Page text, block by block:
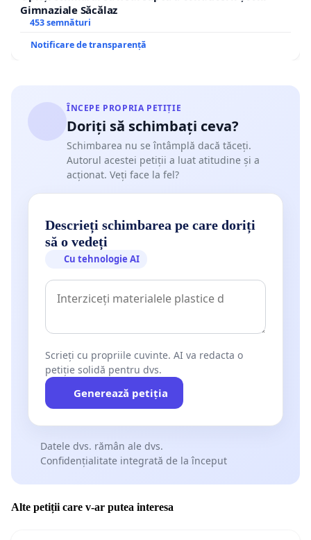
Gimnaziale Săcălaz
453 semnături
Notificare de transparență
ÎNCEPE PROPRIA PETIȚIE
Doriți să schimbați ceva?
Schimbarea nu se întâmplă dacă tăceți.
Autorul acestei petiții a luat atitudine și a
acționat. Veți face la fel?
Descrieți schimbarea pe care doriți
să o vedeți
Cu tehnologie AI
Scrieți cu propriile cuvinte. AI va redacta o
petiție solidă pentru dvs.
Generează petiția
Datele dvs. rămân ale dvs.
Confidențialitate integrată de la început
Alte petiții care v-ar putea interesa